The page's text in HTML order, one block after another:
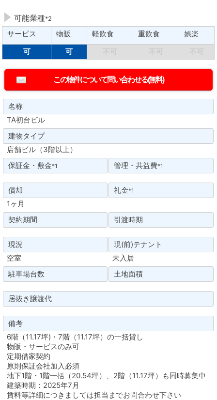
可能業種*2
サービス 物販 軽飲食 重飲食
娯楽
可
可
名称
TA初台ビル
建物タイプ
店舗ビル（3階以上）
保証金・敷金*1 管理・共益費*1
償却 礼金*1
1ヶ月
契約期間
引渡時期
現況
現(前)テナント
空室
未入居
駐車場台数
土地面積
居抜き譲渡代
備考
6階（11.17坪)・7階（11.17坪）の一括貸し
物販・サービスのみ可
定期借家契約
原則保証会社加入必須
地下1階・1階一括（20.54坪）、2階（11.17坪）も同時募集中
建築時期：2025年7月
賃料等詳細につきましては担当までお問合わせ下さい